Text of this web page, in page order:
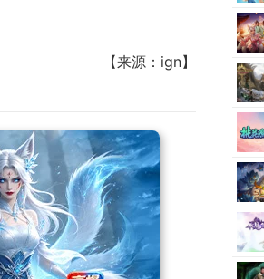
【来源：ign】